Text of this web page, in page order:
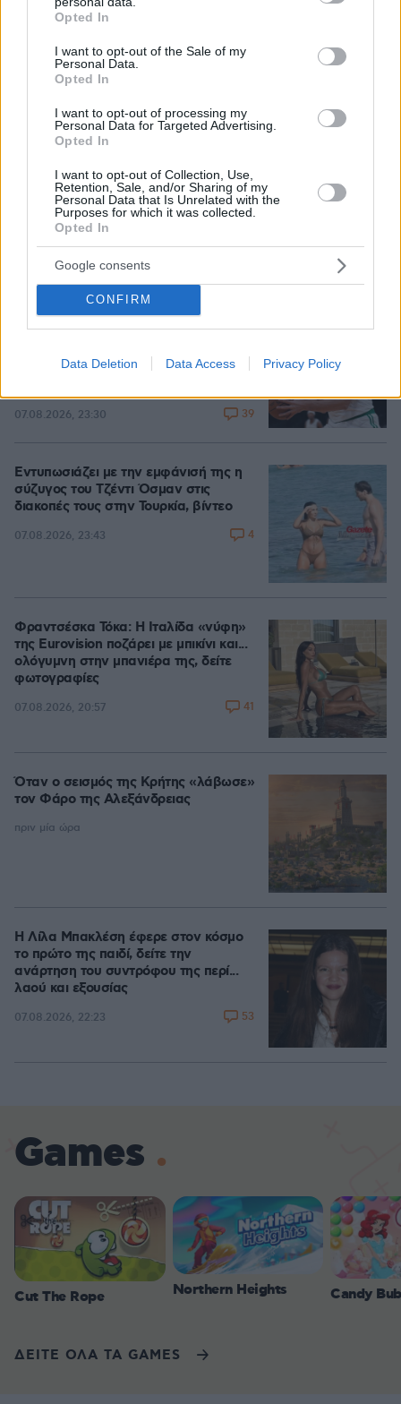
grant or deny consent to Google and its third-party tags to
use your data for below specified purposes in below Google
consent section.
Opted In
I want to opt-out of the Sale of my
Personal Data.
Opted In
I want to opt-out of processing my
Personal Data for Targeted Advertising.
Opted In
I want to opt-out of Collection, Use,
Retention, Sale, and/or Sharing of my
Personal Data that Is Unrelated with the
Purposes for which it was collected.
Opted In
Google consents
CONFIRM
Data Deletion Data Access Privacy Policy
Ο «Δράκος» του Λονδίνου: 40χρονος με
προβλήματα όρασης σκότωνε και βίαζε γυναίκες,
η αστυνομία τον είχε συλλάβει και τον άφησε
ελεύθερο
κανόνες για επενδύσεις, Airbnb και
εκτός σχεδίου δόμηση
08.08.2026, 08:10
Βάλθηκε να τρελάνει κόσμο ο Καντέρ:
Ο Τούρκος πρώην σέντερ του NBA
δηλώνει ότι πληροί τα κριτήρια...
συμπερίληψης και δηλώνει υποψήφιος
07.08.2026, 23:30 39
Εντυπωσιάζει με την εμφάνισή της η
σύζυγος του Τζέντι Όσμαν στις
διακοπές τους στην Τουρκία, βίντεο
07.08.2026, 23:43 4
Φραντσέσκα Τόκα: Η Ιταλίδα «νύφη»
της Eurovision ποζάρει με μπικίνι και...
ολόγυμνη στην μπανιέρα της, δείτε
φωτογραφίες
07.08.2026, 20:57 41
Όταν ο σεισμός της Κρήτης «λάβωσε»
τον Φάρο της Αλεξάνδρειας
πριν μία ώρα
Η Λίλα Μπακλέση έφερε στον κόσμο
το πρώτο της παιδί, δείτε την
ανάρτηση του συντρόφου της περί...
λαού και εξουσίας
07.08.2026, 22:23 53
Games
Cut The Rope Northern Heights Candy
ΔΕΙΤΕ ΟΛΑ ΤΑ GAMES